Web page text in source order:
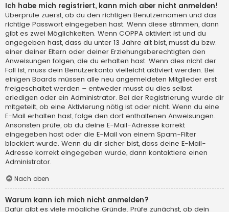
Ich habe mich registriert, kann mich aber nicht anmelden!
Überprüfe zuerst, ob du den richtigen Benutzernamen und das
richtige Passwort eingegeben hast. Wenn diese stimmen, dann
gibt es zwei Möglichkeiten. Wenn COPPA aktiviert ist und du
angegeben hast, dass du unter 13 Jahre alt bist, musst du bzw.
einer deiner Eltern oder deiner Erziehungsberechtigten den
Anweisungen folgen, die du erhalten hast. Wenn dies nicht der
Fall ist, muss dein Benutzerkonto vielleicht aktiviert werden. Bei
einigen Boards müssen alle neu angemeldeten Mitglieder erst
freigeschaltet werden – entweder musst du dies selbst
erledigen oder ein Administrator. Bei der Registrierung wurde dir
mitgeteilt, ob eine Aktivierung nötig ist oder nicht. Wenn du eine
E-Mail erhalten hast, folge den dort enthaltenen Anweisungen.
Ansonsten prüfe, ob du deine E-Mail-Adresse korrekt
eingegeben hast oder die E-Mail von einem Spam-Filter
blockiert wurde. Wenn du dir sicher bist, dass deine E-Mail-
Adresse korrekt eingegeben wurde, dann kontaktiere einen
Administrator.
Nach oben
Warum kann ich mich nicht anmelden?
Dafür gibt es viele mögliche Gründe. Prüfe zunächst, ob dein